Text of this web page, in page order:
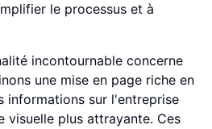
le processus et à
incontournable concerne
une mise en page riche en
informations sur l'entreprise
visuelle plus attrayante. Ces